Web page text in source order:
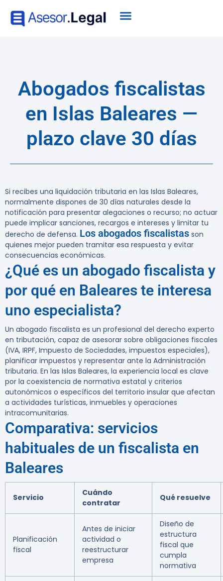
Abogados fiscalistas
en Islas Baleares —
plazo clave 30 días
Si recibes una liquidación tributaria en las Islas Baleares,
normalmente dispones de 30 días naturales desde la
notificación para presentar alegaciones o recurso; no actuar
puede implicar sanciones, recargos e intereses y limitar tu
derecho de defensa. Los abogados fiscalistas son
quienes mejor pueden tramitar esa respuesta y evitar
consecuencias económicas.
¿Qué es un abogado fiscalista y
por qué en Baleares te interesa
uno especialista?
Un abogado fiscalista es un profesional del derecho experto
en tributación, capaz de asesorar sobre obligaciones fiscales
(IVA, IRPF, Impuesto de Sociedades, impuestos especiales),
planificar impuestos y representar ante la Administración
tributaria. En las Islas Baleares, la experiencia local es clave
por la coexistencia de normativa estatal y criterios
autonómicos o específicos del territorio insular que afectan
a actividades turísticas, inmuebles y operaciones
intracomunitarias.
Comparativa: servicios
habituales de un fiscalista en
Baleares
Servicio
Cuándo
contratar
Qué resuelve
Planificación
fiscal
Antes de iniciar
actividad o
reestructurar
empresa
Diseño de
estructura
fiscal que
cumpla
normativa